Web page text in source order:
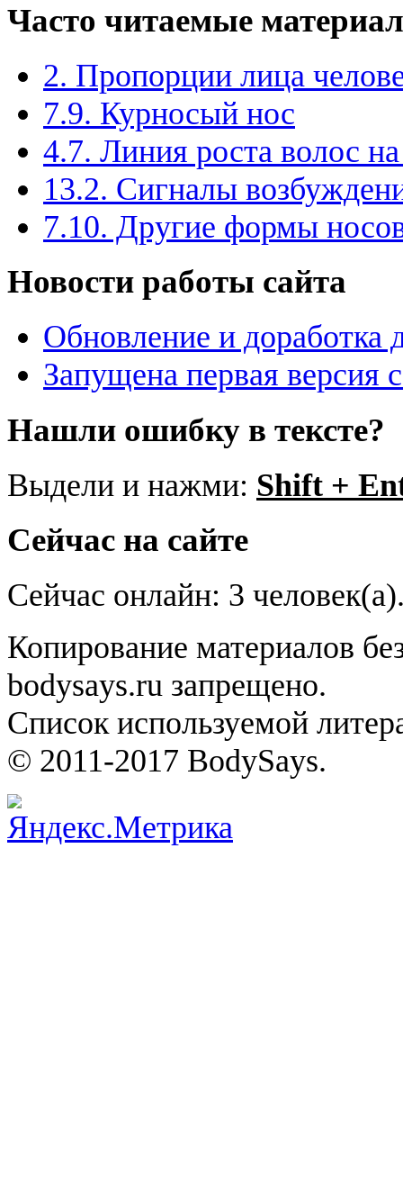
Часто читаемые
2. Пропорции лица
7.9. Курносый нос
4.7. Линия роста волос
13.2. Сигналы
7.10. Другие формы
Новости работы сайта
Обновление и доработка
Запущена первая версия
Нашли ошибку в тексте?
Выдели и нажми: Shift +
Сейчас на сайте
Сейчас онлайн: 3
Копирование материалов
bodysays.ru запрещено.
Список используемой
© 2011-2017 BodySays.